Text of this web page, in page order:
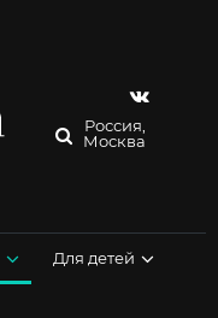
Россия,
Москва
Для детей